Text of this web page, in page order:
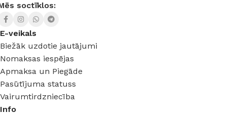
soctīklos:
E-veikals
Biežāk uzdotie jautājumi
Nomaksas iespējas
Apmaksa un Piegāde
Pasūtījuma statuss
Vairumtirdzniecība
Info